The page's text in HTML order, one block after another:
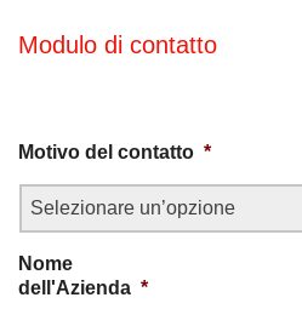
Modulo di contatto
Motivo del contatto *
Nome
dell'Azienda *